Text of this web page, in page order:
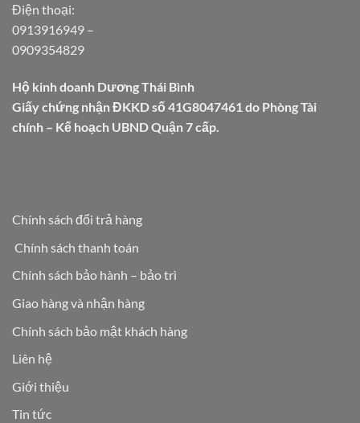
Điện thoại:
0913916949 –
0909354829
Hộ kinh doanh Dương Thái Bình
Giấy chứng nhận ĐKKD số 41G8047461 do Phòng Tài
chính – Kế hoạch UBND Quận 7 cấp.
Chính sách đổi trả hàng
Chính sách thanh toán
Chính sách bảo hành – bảo trì
Giao hàng và nhận hàng
Chính sách bảo mật khách hàng
Liên hệ
Giới thiệu
Tin tức